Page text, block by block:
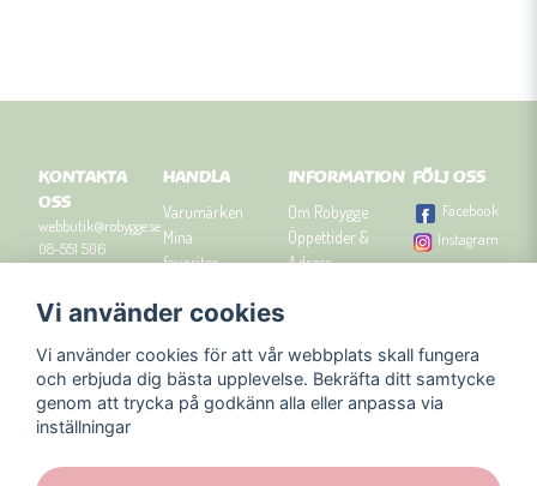
KONTAKTA
OSS
webbutik@robygge.se
08-551 506
Orgnummer: 556463-
HANDLA
Varumärken
Mina
favoriter
Om cookies
Presenttips
INFORMATION
Om Robygge
Öppettider &
Adress
Kontakta oss
Nyhetsbrev
Blogg
FÖLJ OSS
Facebook
Instagram
Vi använder cookies
Vi använder cookies för att vår webbplats skall fungera
och erbjuda dig bästa upplevelse. Bekräfta ditt samtycke
genom att trycka på godkänn alla eller anpassa via
inställningar